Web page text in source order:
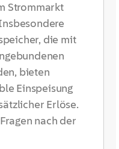
Strommarkt
die mit
bieten
Einspeisung
Erlöse.
nach der